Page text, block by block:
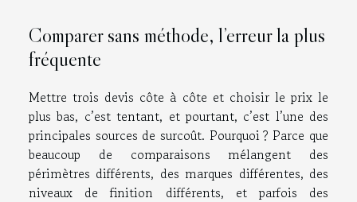
Comparer sans méthode, l’erreur la plus
fréquente
Mettre trois devis côte à côte et choisir le prix le
plus bas, c’est tentant, et pourtant, c’est l’une des
principales sources de surcoût. Pourquoi ? Parce que
beaucoup de comparaisons mélangent des
périmètres différents, des marques différentes, des
niveaux de finition différents, et parfois des